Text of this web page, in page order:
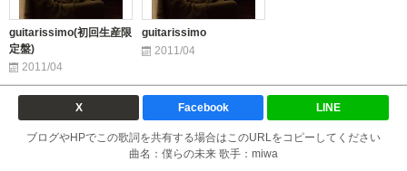
guitarissimo(初回生産限
定盤)
2011/04
guitarissimo
2011/04
X Facebook LINE
ブログやHPでこの歌詞を共有する場合はこのURLをコピーしてください
曲名：僕らの未来 歌手：miwa